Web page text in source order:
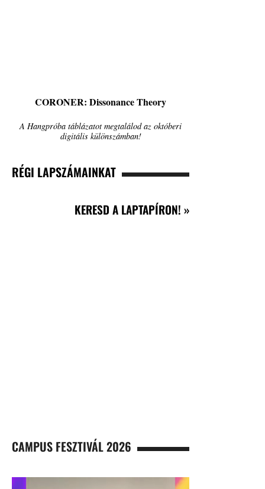
CORONER: Dissonance Theory
A Hangpróba táblázatot megtalálod az októberi
digitális különszámban!
RÉGI LAPSZÁMAINKAT
KERESD A LAPTAPÍRON! »
CAMPUS FESZTIVÁL 2026